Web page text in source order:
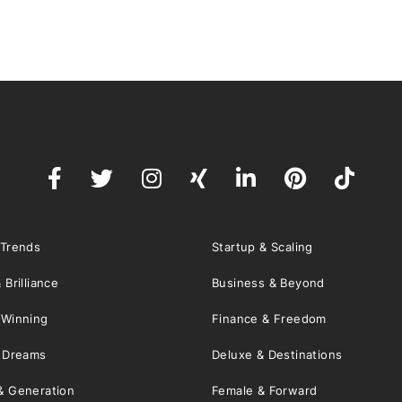
Startup & Scaling
Brilliance Business & Beyond
Finance & Freedom
Deluxe & Destinations
Generation Female & Forward